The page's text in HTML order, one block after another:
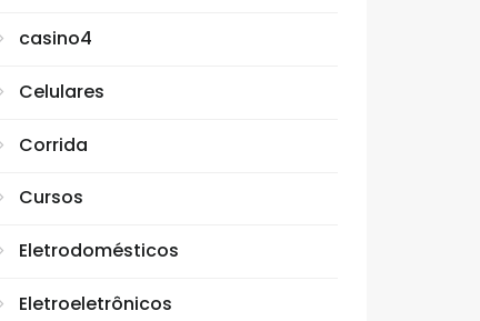
casino4
Celulares
Corrida
Cursos
Eletrodomésticos
Eletroeletrônicos